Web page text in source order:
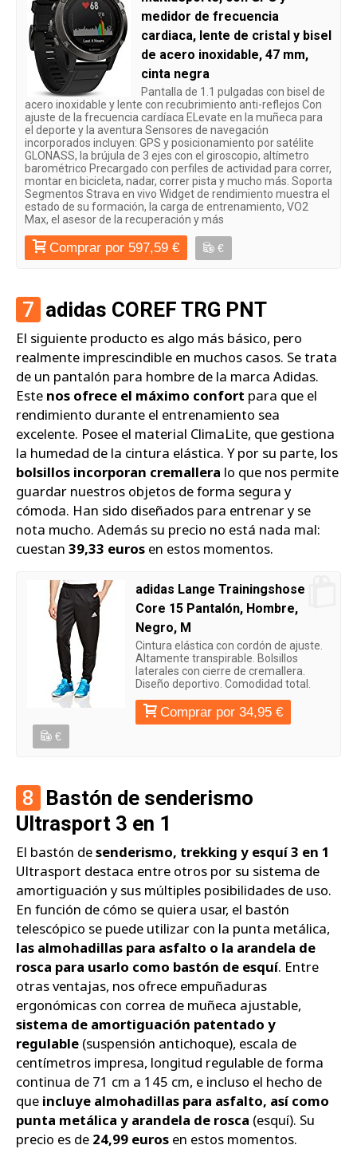
medidor de frecuencia
cardiaca, lente de cristal y bisel
de acero inoxidable, 47 mm,
cinta negra
Pantalla de 1.1 pulgadas con bisel de
acero inoxidable y lente con recubrimiento anti-reflejos Con
ajuste de la frecuencia cardíaca ELevate ​​en la muñeca para
el deporte y la aventura Sensores de navegación
incorporados incluyen: GPS y posicionamiento por satélite
GLONASS, la brújula de 3 ejes con el giroscopio, altímetro
barométrico Precargado con perfiles de actividad para correr,
montar en bicicleta, nadar, correr pista y mucho más. Soporta
Segmentos Strava en vivo Widget de rendimiento muestra el
estado de su formación, la carga de entrenamiento, VO2
Max, el asesor de la recuperación y más
Comprar por 597,59 € €
7 adidas COREF TRG PNT
El siguiente producto es algo más básico, pero
realmente imprescindible en muchos casos. Se trata
de un pantalón para hombre de la marca Adidas.
Este nos ofrece el máximo confort para que el
rendimiento durante el entrenamiento sea
excelente. Posee el material ClimaLite, que gestiona
la humedad de la cintura elástica. Y por su parte, los
bolsillos incorporan cremallera lo que nos permite
guardar nuestros objetos de forma segura y
cómoda. Han sido diseñados para entrenar y se
nota mucho. Además su precio no está nada mal:
cuestan 39,33 euros en estos momentos.
adidas Lange Trainingshose
Core 15 Pantalón, Hombre,
Negro, M
Cintura elástica con cordón de ajuste.
Altamente transpirable. Bolsillos
laterales con cierre de cremallera.
Diseño deportivo. Comodidad total.
Comprar por 34,95 €
€
8 Bastón de senderismo
Ultrasport 3 en 1
El bastón desenderismo, trekking y esquí 3 en 1
Ultrasport destaca entre otros por su sistema de
amortiguación y sus múltiples posibilidades de uso.
En función de cómo se quiera usar, el bastón
telescópico se puede utilizar con la punta metálica,
las almohadillas para asfalto o la arandela de
rosca para usarlo como bastón de esquí. Entre
otras ventajas, nos ofrece empuñaduras
ergonómicas con correa de muñeca ajustable,
sistema de amortiguación patentado y
regulable (suspensión antichoque), escala de
centímetros impresa, longitud regulable de forma
continua de 71 cm a 145 cm, e incluso el hecho de
que incluye almohadillas para asfalto, así como
punta metálica y arandela de rosca (esquí). Su
precio es de 24,99 euros en estos momentos.